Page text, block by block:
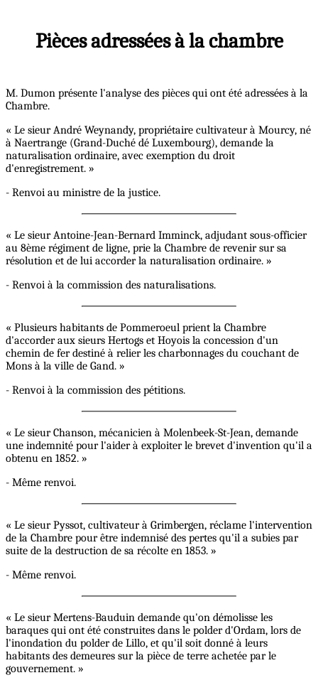
Pièces adressées à la chambre
M. Dumon présente l'analyse des pièces qui ont été adressées à la
Chambre.
« Le sieur André Weynandy, propriétaire cultivateur à Mourcy, né
à Naertrange (Grand-Duché dé Luxembourg), demande la
naturalisation ordinaire, avec exemption du droit
d'enregistrement. »
- Renvoi au ministre de la justice.
« Le sieur Antoine-Jean-Bernard Imminck, adjudant sous-officier
au 8ème régiment de ligne, prie la Chambre de revenir sur sa
résolution et de lui accorder la naturalisation ordinaire. »
- Renvoi à la commission des naturalisations.
« Plusieurs habitants de Pommeroeul prient la Chambre
d'accorder aux sieurs Hertogs et Hoyois la concession d'un
chemin de fer destiné à relier les charbonnages du couchant de
Mons à la ville de Gand. »
- Renvoi à la commission des pétitions.
« Le sieur Chanson, mécanicien à Molenbeek-St-Jean, demande
une indemnité pour l'aider à exploiter le brevet d'invention qu'il a
obtenu en 1852. »
- Même renvoi.
« Le sieur Pyssot, cultivateur à Grimbergen, réclame l'intervention
de la Chambre pour être indemnisé des pertes qu'il a subies par
suite de la destruction de sa récolte en 1853. »
- Même renvoi.
« Le sieur Mertens-Bauduin demande qu'on démolisse les
baraques qui ont été construites dans le polder d'Ordam, lors de
l'inondation du polder de Lillo, et qu'il soit donné à leurs
habitants des demeures sur la pièce de terre achetée par le
gouvernement. »